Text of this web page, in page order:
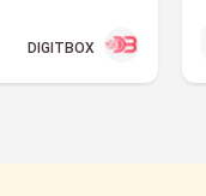
DIGITBOX